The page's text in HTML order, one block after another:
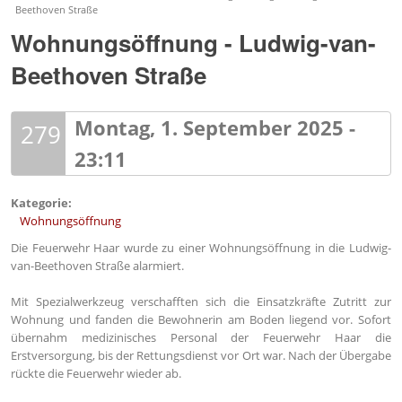
Beethoven Straße
Wohnungsöffnung - Ludwig-van-
Beethoven Straße
279 Montag, 1. September 2025 -
23:11
Kategorie:
Wohnungsöffnung
Die Feuerwehr Haar wurde zu einer Wohnungsöffnung in die Ludwig-
van-Beethoven Straße alarmiert.
Mit Spezialwerkzeug verschafften sich die Einsatzkräfte Zutritt zur
Wohnung und fanden die Bewohnerin am Boden liegend vor. Sofort
übernahm medizinisches Personal der Feuerwehr Haar die
Erstversorgung, bis der Rettungsdienst vor Ort war. Nach der Übergabe
rückte die Feuerwehr wieder ab.